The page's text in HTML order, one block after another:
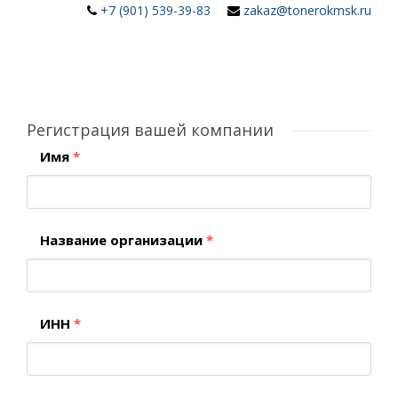
+7 (901) 539-39-83 zakaz@tonerokmsk.ru
Регистрация вашей компании
Имя *
Название организации *
ИНН *